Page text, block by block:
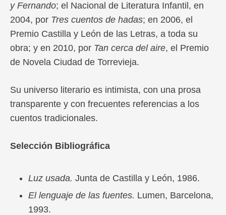
y Fernando; el Nacional de Literatura Infantil, en
2004, por Tres cuentos de hadas; en 2006, el
Premio Castilla y León de las Letras, a toda su
obra; y en 2010, por Tan cerca del aire, el Premio
de Novela Ciudad de Torrevieja.
Su universo literario es intimista, con una prosa
transparente y con frecuentes referencias a los
cuentos tradicionales.
Selección Bibliográfica
Luz usada. Junta de Castilla y León, 1986.
El lenguaje de las fuentes. Lumen, Barcelona,
1993.